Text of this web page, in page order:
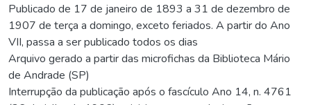
Publicado de 17 de janeiro de 1893 a 31 de dezembro de
1907 de terça a domingo, exceto feriados. A partir do Ano
VII, passa a ser publicado todos os dias
Arquivo gerado a partir das microfichas da Biblioteca Mário
de Andrade (SP)
Interrupção da publicação após o fascículo Ano 14, n. 4761